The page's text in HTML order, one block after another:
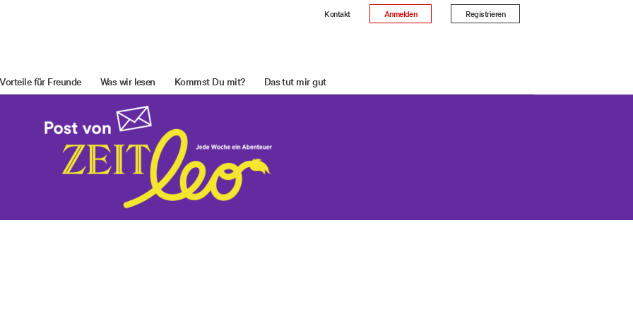
Kontakt Anmelden Registrieren
Vorteile für Freunde Was wir lesen Kommst Du mit? Das tut mir gut